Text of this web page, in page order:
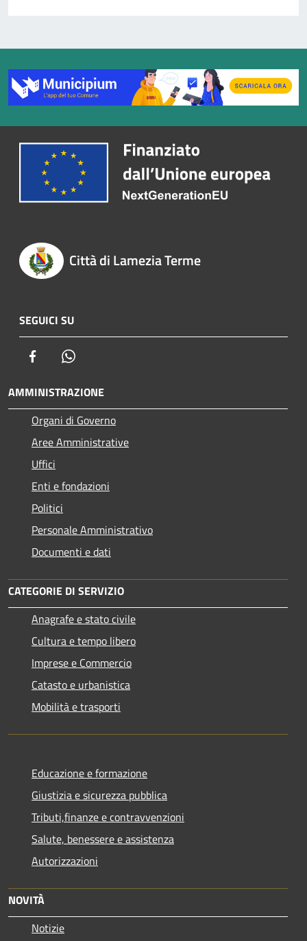
Città di Lamezia Terme
SEGUICI SU
Facebook
AMMINISTRAZIONE
Organi di Governo
Aree Amministrative
Uffici
Enti e fondazioni
Politici
Personale Amministrativo
Documenti e dati
CATEGORIE DI SERVIZIO
Anagrafe e stato civile
Cultura e tempo libero
Imprese e Commercio
Catasto e urbanistica
Mobilità e trasporti
Educazione e formazione
Giustizia e sicurezza pubblica
Tributi,finanze e contravvenzioni
Salute, benessere e assistenza
Autorizzazioni
NOVITÀ
Notizie